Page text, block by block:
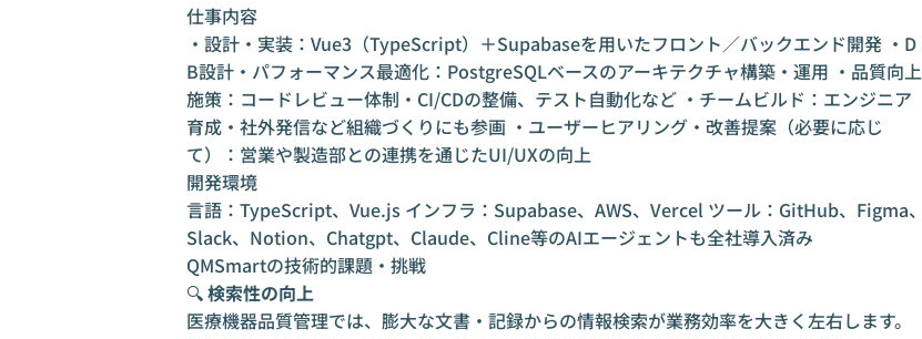
仕事内容
・設計・実装：Vue3（TypeScript）＋Supabaseを用いたフロント／バックエンド開発 ・D
B設計・パフォーマンス最適化：PostgreSQLベースのアーキテクチャ構築・運用 ・品質向上
施策：コードレビュー体制・CI/CDの整備、テスト自動化など ・チームビルド：エンジニア
育成・社外発信など組織づくりにも参画 ・ユーザーヒアリング・改善提案（必要に応じ
て）：営業や製造部との連携を通じたUI/UXの向上
開発環境
言語：TypeScript、Vue.js インフラ：Supabase、AWS、Vercel ツール：GitHub、Figma、
Slack、Notion、Chatgpt、Claude、Cline等のAIエージェントも全社導入済み
QMSmartの技術的課題・挑戦
🔍検索性の向上
医療機器品質管理では、膨大な文書・記録からの情報検索が業務効率を大きく左右します。